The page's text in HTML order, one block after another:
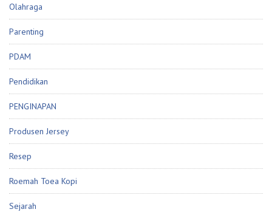
Olahraga
Parenting
PDAM
Pendidikan
PENGINAPAN
Produsen Jersey
Resep
Roemah Toea Kopi
Sejarah